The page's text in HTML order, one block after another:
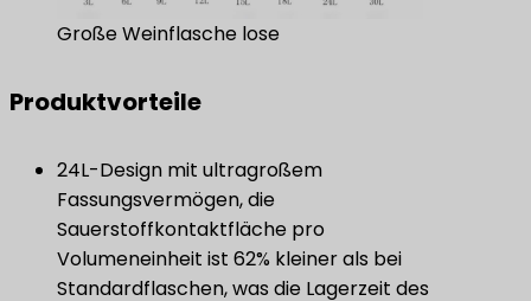
Große Weinflasche lose
Produktvorteile
24L-Design mit ultragroßem
Fassungsvermögen, die
Sauerstoffkontaktfläche pro
Volumeneinheit ist 62% kleiner als bei
Standardflaschen, was die Lagerzeit des